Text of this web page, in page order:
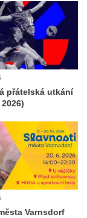
přátelská utkání
Varnsdorf